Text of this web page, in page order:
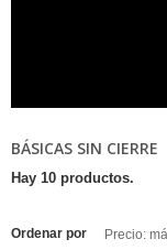
BÁSICAS SIN CIERRE
Hay 10 productos.
Ordenar por